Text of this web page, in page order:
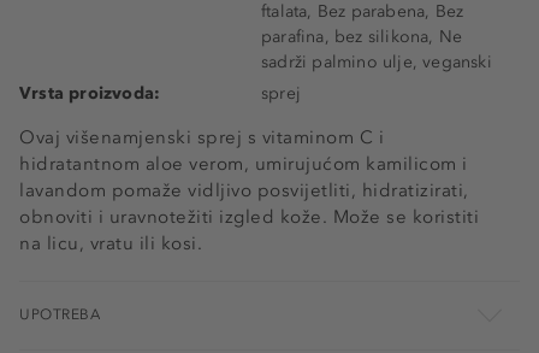
Ovaj višenamjenski sprej s vitaminom C i
hidratantnom aloe verom, umirujućom kamilicom i
lavandom pomaže vidljivo posvijetliti, hidratizirati,
obnoviti i uravnotežiti izgled kože. Može se koristiti
na licu, vratu ili kosi.
ftalata, Bez parabena, Bez
parafina, bez silikona, Ne
sadrži palmino ulje, veganski
Vrsta proizvoda:
sprej
UPOTREBA